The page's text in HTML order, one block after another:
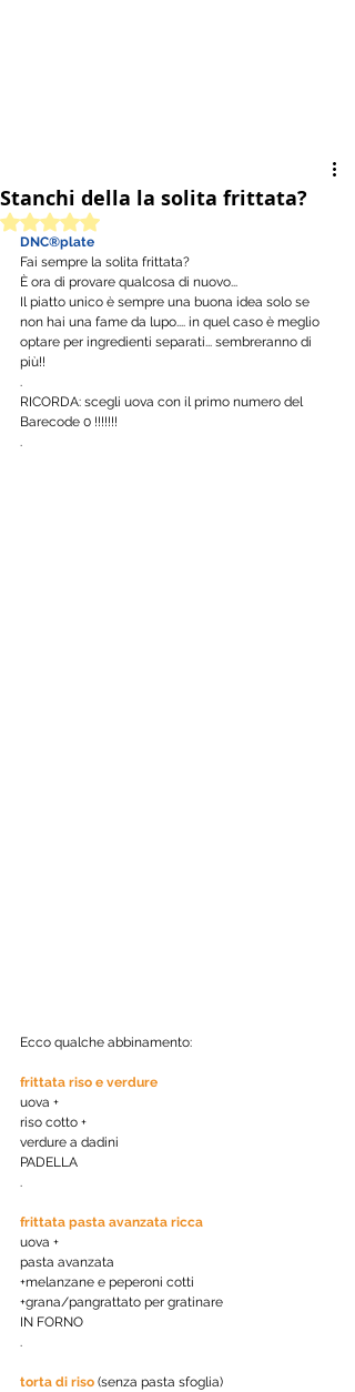
Stanchi della la solita frittata?
Valutazione NaN stelle su 5.
DNC®plate
Fai sempre la solita frittata?
È ora di provare qualcosa di nuovo...
Il piatto unico è sempre una buona idea solo se
non hai una fame da lupo.... in quel caso è meglio
optare per ingredienti separati... sembreranno di
più!!
.
RICORDA: scegli uova con il primo numero del
Barecode 0 !!!!!!!
.
Ecco qualche abbinamento:
frittata riso e verdure
uova +
riso cotto +
verdure a dadini
PADELLA
.
frittata pasta avanzata ricca
uova +
pasta avanzata
+melanzane e peperoni cotti
+grana/pangrattato per gratinare
IN FORNO
.
torta di riso (senza pasta sfoglia)